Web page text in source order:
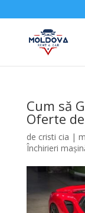
Cum să
Oferte
de cristi cia |
Închirieri